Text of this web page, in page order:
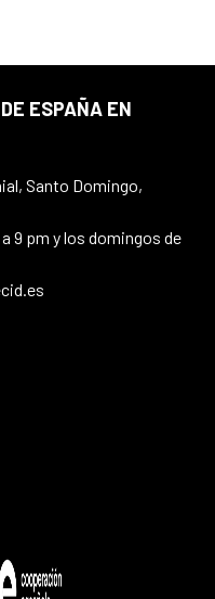
ESPAÑA EN
Santo Domingo,
9 pm y los domingos de